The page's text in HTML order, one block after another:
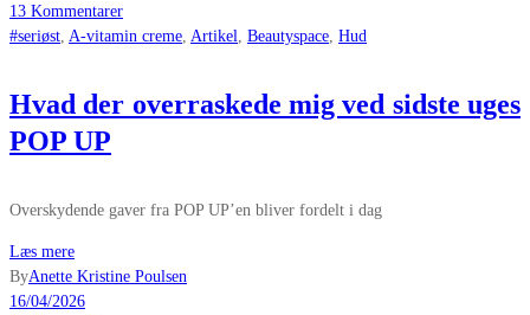
13 Kommentarer
#seriøst A-vitamin creme Artikel Beautyspace Hud
Hvad der overraskede mig ved sidste uges
POP UP
Overskydende gaver fra POP UP’en bliver fordelt i dag
Læs mere
ByAnette Kristine Poulsen
16/04/2026